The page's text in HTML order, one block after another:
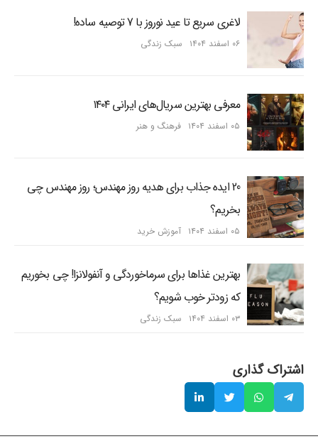
لاغری سریع تا عید نوروز با 7 توصیه ساده!
۰۶ اسفند ۱۴۰۴ سبک زندگی
معرفی بهترین سریال‌های ایرانی ۱۴۰۴
۰۵ اسفند ۱۴۰۴ فرهنگ و هنر
20 ایده جذاب برای هدیه روز مهندس؛ روز مهندس چی
بخریم؟
۰۵ اسفند ۱۴۰۴ آموزش خرید
بهترین غذاها برای سرماخوردگی و آنفولانزا! چی بخوریم
که زودتر خوب شویم؟
۰۳ اسفند ۱۴۰۴ سبک زندگی
اشتراک گذاری